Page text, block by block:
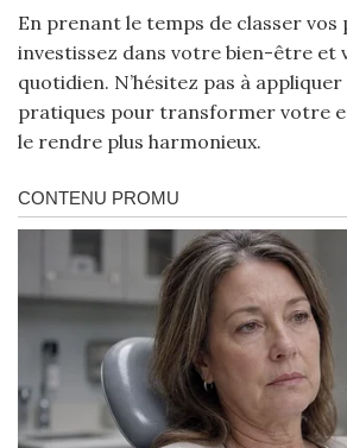
En prenant le temps de classer vos
investissez dans votre bien-être et
quotidien. N’hésitez pas à
pratiques pour transformer votre
le rendre plus harmonieux.